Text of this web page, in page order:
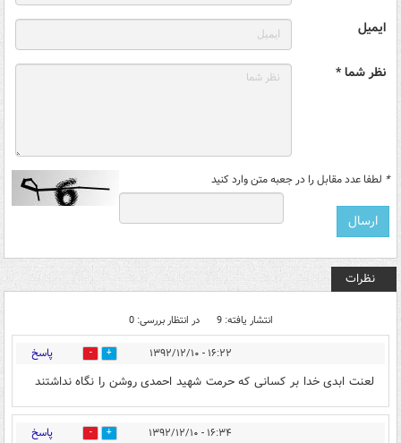
ایمیل
نظر شما *
* لطفا عدد مقابل را در جعبه متن وارد کنید
نظرات
انتشار یافته: 9 در انتظار بررسی: 0
۱۶:۲۲ - ۱۳۹۲/۱۲/۱۰ 0 پاسخ
لعنت ابدی خدا بر کسانی که حرمت شهید احمدی روشن را نگاه نداشتند
۱۶:۳۴ - ۱۳۹۲/۱۲/۱۰ 0 پاسخ